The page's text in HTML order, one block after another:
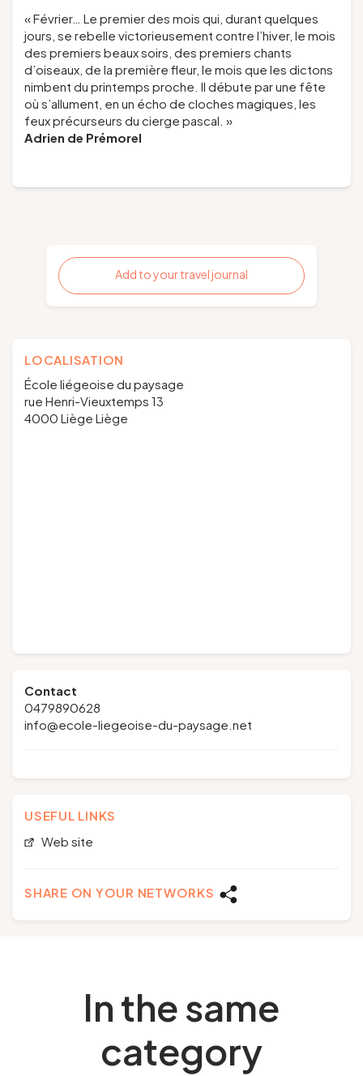
« Février… Le premier des mois qui, durant quelques
jours, se rebelle victorieusement contre l’hiver, le mois
des premiers beaux soirs, des premiers chants
d’oiseaux, de la première fleur, le mois que les dictons
nimbent du printemps proche. Il débute par une fête
où s’allument, en un écho de cloches magiques, les
feux précurseurs du cierge pascal. »
Adrien de Prémorel
Add to your travel journal
LOCALISATION
École liégeoise du paysage
rue Henri-Vieuxtemps 13
4000 Liège Liège
Contact
0479890628
info@ecole-liegeoise-du-paysage.net
USEFUL LINKS
Web site
SHARE ON YOUR NETWORKS
In the same
category